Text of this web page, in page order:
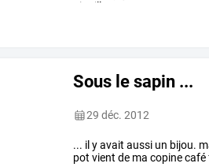
aiguilles
Sous le sapin ...
29 déc. 2012
... il y avait aussi un bijou.
pot vient de ma copine café